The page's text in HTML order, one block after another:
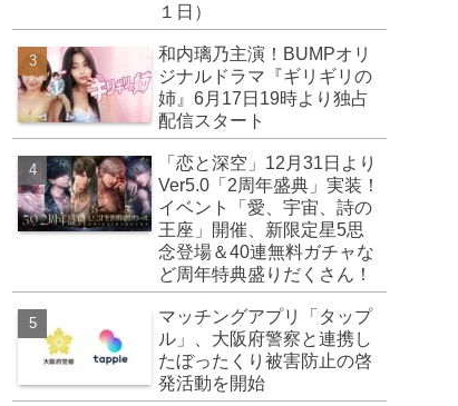
１日）
和内璃乃主演！BUMPオリ
ジナルドラマ『ギリギリの
姉』6月17日19時より独占
配信スタート
「恋と深空」12月31日より
Ver5.0「2周年盛典」実装！
イベント「愛、宇宙、詩の
王座」開催、新限定星5思
念登場＆40連無料ガチャな
ど周年特典盛りだくさん！
マッチングアプリ「タップ
ル」、大阪府警察と連携し
たぼったくり被害防止の啓
発活動を開始